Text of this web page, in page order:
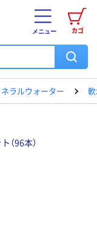
カゴ
メニュー
ラルウォーター
（96本）